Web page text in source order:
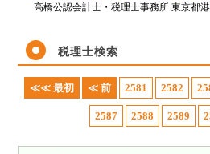
高橋公認会計士・税理士事務所 東京都
税理士検索
≪≪ 最初 ≪ 前 2581 2582
2587 2588 2589